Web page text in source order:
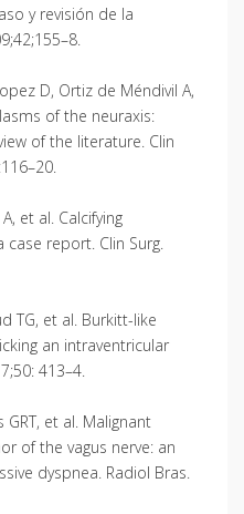
y revisión de la
D, Ortiz de Méndivil A,
of the neuraxis:
of the literature. Clin
et al. Calcifying
report. Clin Surg.
TG, et al. Burkitt-like
an intraventricular
413–4.
GRT, et al. Malignant
of the vagus nerve: an
dyspnea. Radiol Bras.